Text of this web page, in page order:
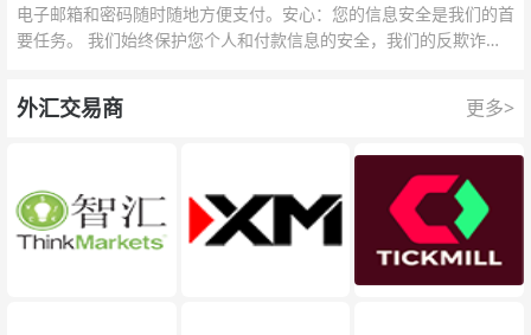
电子邮箱和密码随时随地方便支付。安心：您的信息安全是我们的首
要任务。 我们始终保护您个人和付款信息的安全，我们的反欺诈团
外汇交易商 更多>